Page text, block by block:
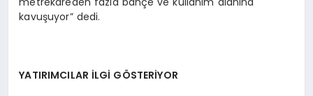
kavuşuyor” dedi.
YATIRIMCILAR İLGİ GÖSTERİYOR